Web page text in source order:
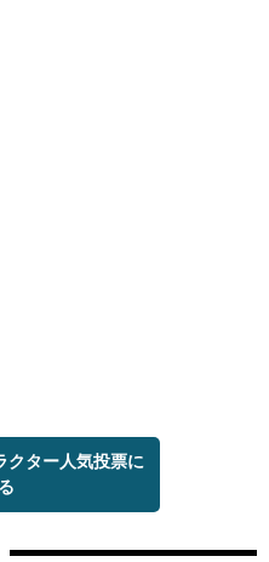
クター人気投票に